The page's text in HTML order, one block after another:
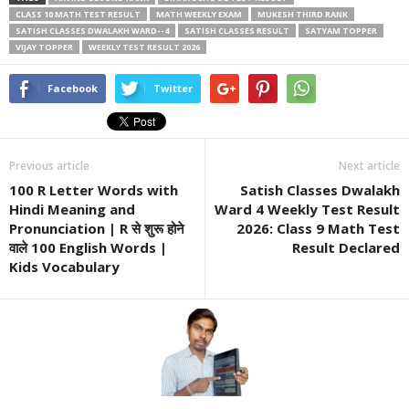
CLASS 10 MATH TEST RESULT
MATH WEEKLY EXAM
MUKESH THIRD RANK
SATISH CLASSES DWALAKH WARD--4
SATISH CLASSES RESULT
SATYAM TOPPER
VIJAY TOPPER
WEEKLY TEST RESULT 2026
Facebook Twitter
Previous article
100 R Letter Words with
Hindi Meaning and
Pronunciation | R से शुरू होने
वाले 100 English Words |
Kids Vocabulary
Next article
Satish Classes Dwalakh
Ward 4 Weekly Test Result
2026: Class 9 Math Test
Result Declared